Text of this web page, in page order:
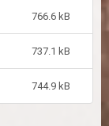
766.6 kB
737.1 kB
744.9 kB